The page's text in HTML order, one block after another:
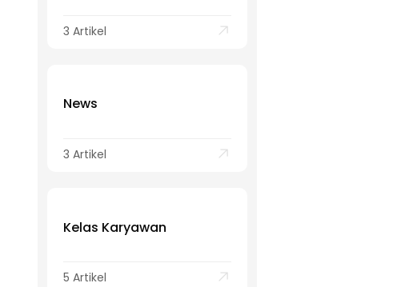
3 Artikel
News
3 Artikel
Kelas Karyawan
5 Artikel